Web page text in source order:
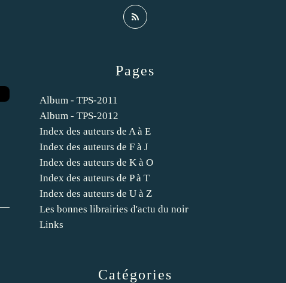
Catégories
Pages
Album - TPS-2011
Album - TPS-2012
Index des auteurs de A à E
Index des auteurs de F à J
Index des auteurs de K à O
Index des auteurs de P à T
Index des auteurs de U à Z
Les bonnes librairies d'actu du noir
Links